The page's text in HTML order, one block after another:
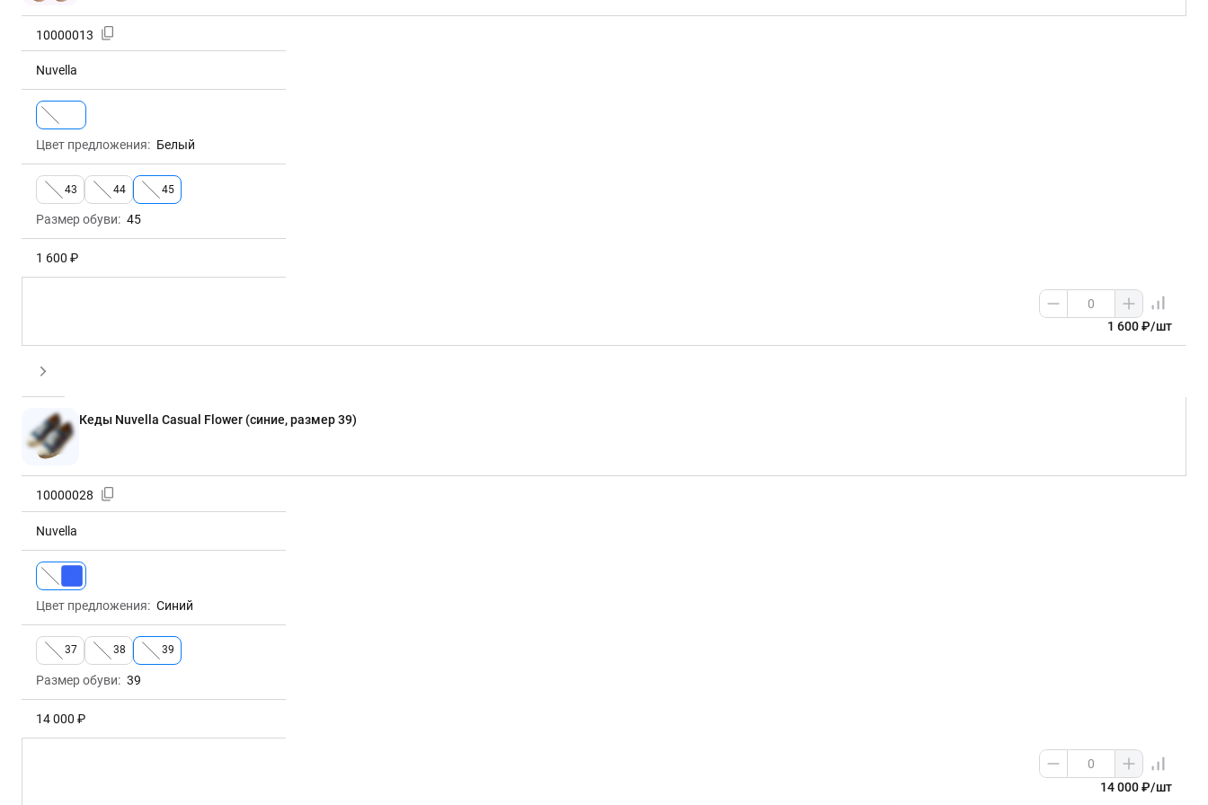
1 600 ₽/шт
1 600 ₽
10000013
Nuvella
Цвет предложения: Белый
Размер обуви: 45
14 000 ₽/шт
Кеды Nuvella Casual Flower (синие, размер 39)
14 000 ₽
10000028
Nuvella
Цвет предложения: Синий
Размер обуви: 39